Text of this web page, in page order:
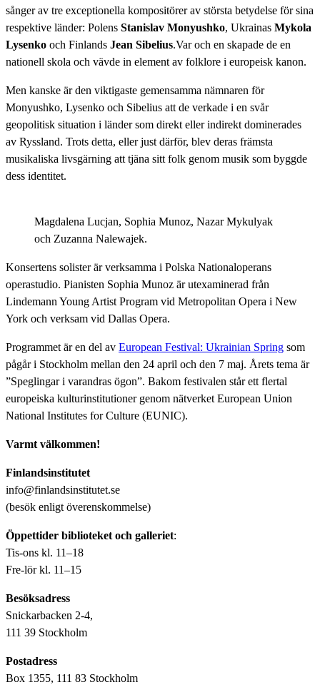
sånger av tre exceptionella kompositörer av största betydelse för sina
respektive länder: Polens Stanislav Monyushko, Ukrainas Mykola
Lysenko och Finlands Jean Sibelius.Var och en skapade de en
nationell skola och vävde in element av folklore i europeisk kanon.
Men kanske är den viktigaste gemensamma nämnaren för
Monyushko, Lysenko och Sibelius att de verkade i en svår
geopolitisk situation i länder som direkt eller indirekt dominerades
av Ryssland. Trots detta, eller just därför, blev deras främsta
musikaliska livsgärning att tjäna sitt folk genom musik som byggde
dess identitet.
Magdalena Lucjan, Sophia Munoz, Nazar Mykulyak
och Zuzanna Nalewajek.
Konsertens solister är verksamma i Polska Nationaloperans
operastudio. Pianisten Sophia Munoz är utexaminerad från
Lindemann Young Artist Program vid Metropolitan Opera i New
York och verksam vid Dallas Opera.
Programmet är en del av European Festival: Ukrainian Spring som
pågår i Stockholm mellan den 24 april och den 7 maj. Årets tema är
”Speglingar i varandras ögon”. Bakom festivalen står ett flertal
europeiska kulturinstitutioner genom nätverket European Union
National Institutes for Culture (EUNIC).
Varmt välkommen!
Finlandsinstitutet
info@finlandsinstitutet.se
(besök enligt överenskommelse)
Öppettider biblioteket och galleriet:
Tis-ons kl. 11–18
Fre-lör kl. 11–15
Besöksadress
Snickarbacken 2-4,
111 39 Stockholm
Postadress
Box 1355, 111 83 Stockholm